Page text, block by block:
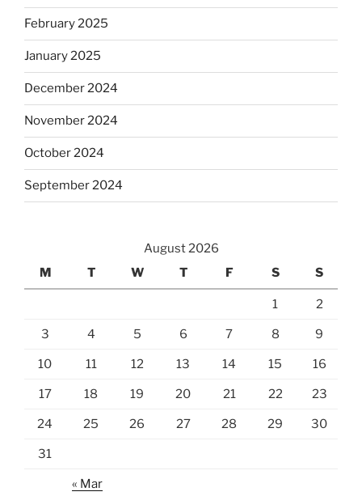
February 2025
January 2025
December 2024
November 2024
October 2024
September 2024
August 2026
M
T W T F S S
1 2
3 4 5 6 7 8 9
10 11 12 13 14 15 16
17 18 19 20 21 22 23
24 25 26 27 28 29 30
31
« Mar